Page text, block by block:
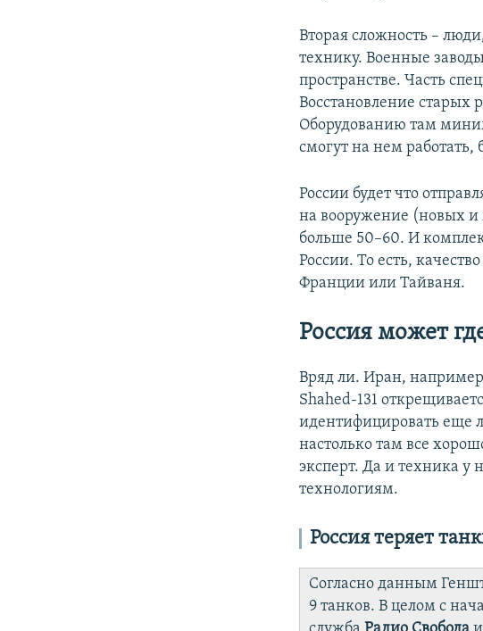
Вторая сложность –
технику. Военные
пространстве. Часть
Восстановление старых
Оборудованию там
смогут на нем работать,
России будет что
на вооружение (новых и
больше 50–60. И
России. То есть,
Франции или Тайваня.
Россия может
Вряд ли. Иран,
Shahed-131
идентифицировать еще
настолько там все
эксперт. Да и техника у
технологиям.
Россия теряет
Согласно данным
9 танков. В целом с